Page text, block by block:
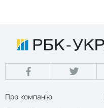
Про компанію